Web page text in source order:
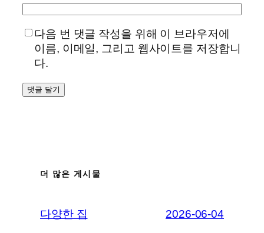
다음 번 댓글 작성을 위해 이 브라우저에
이름, 이메일, 그리고 웹사이트를 저장합니
다.
더 많은 게시물
다양한 집 2026-06-04